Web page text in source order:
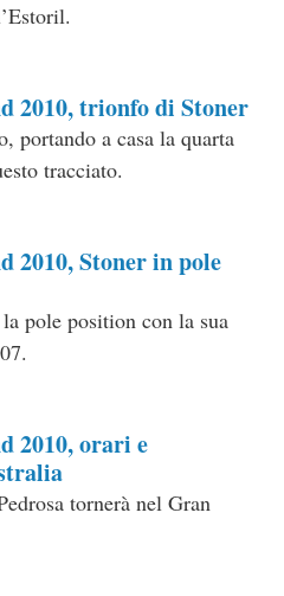
2010, trionfo di Stoner
portando a casa la quarta
tracciato.
2010, Stoner in pole
pole position con la sua
2010, orari e
tornerà nel Gran